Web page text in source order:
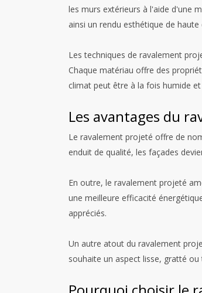
les murs extérieurs à l'aide d'une
ainsi un rendu esthétique de haute
Les techniques de ravalement
Chaque matériau offre des
climat peut être à la fois humide
Les avantages du
Le ravalement projeté offre de
enduit de qualité, les façades
En outre, le ravalement projeté
une meilleure efficacité
appréciés.
Un autre atout du ravalement
souhaite un aspect lisse, gratté